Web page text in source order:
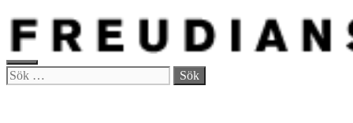
Hoppa
innehåll
MENY
Sök